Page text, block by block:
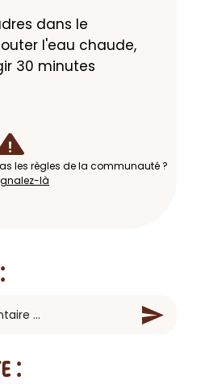
dans le
l'eau chaude,
30 minutes
les règles de la communauté ?
là
:
: